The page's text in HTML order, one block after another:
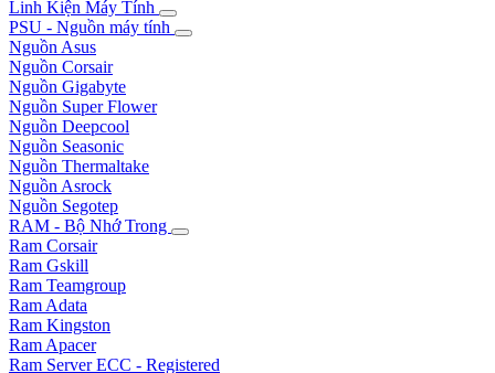
Linh Kiện Máy Tính
PSU - Nguồn máy tính
Nguồn Asus
Nguồn Corsair
Nguồn Gigabyte
Nguồn Super Flower
Nguồn Deepcool
Nguồn Seasonic
Nguồn Thermaltake
Nguồn Asrock
Nguồn Segotep
RAM - Bộ Nhớ Trong
Ram Corsair
Ram Gskill
Ram Teamgroup
Ram Adata
Ram Kingston
Ram Apacer
Ram Server ECC - Registered